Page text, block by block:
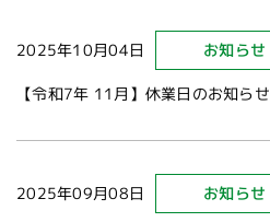
2025年10月04日 お知らせ
【令和7年 11月】休業日のお知らせ
2025年09月08日 お知らせ